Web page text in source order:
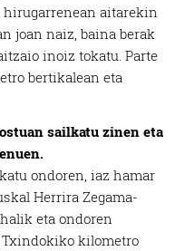
aitarekin
joan naiz, baina berak
inoiz tokatu. Parte
bertikalean eta
sailkatu zinen eta
ondoren, iaz hamar
Herrira Zegama-
eta ondoren
Txindokiko kilometro